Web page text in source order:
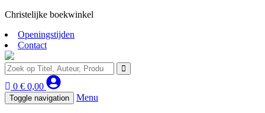
Christelijke boekwinkel
Openingstijden
Contact
0 € 0,00
Toggle navigation Menu